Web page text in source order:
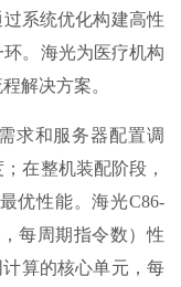
系统优化构建高性
。海光为医疗机构
解决方案。
求和服务器配置调
在整机装配阶段，
优性能。海光C86-
，每周期指令数）性
算的核心单元，每